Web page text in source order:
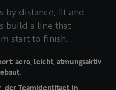
by distance, fit and
build a line that
start to finish.
aero, leicht, atmungsaktiv
der Teamidentitaet in